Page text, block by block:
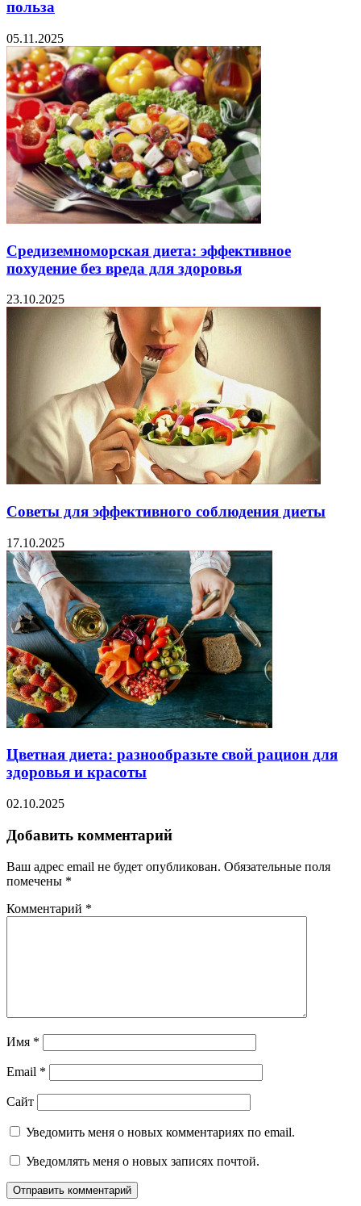
польза
05.11.2025
Средиземноморская диета: эффективное
похудение без вреда для здоровья
23.10.2025
Советы для эффективного соблюдения диеты
17.10.2025
Цветная диета: разнообразьте свой рацион для
здоровья и красоты
02.10.2025
Добавить комментарий
Ваш адрес email не будет опубликован. Обязательные поля
помечены *
Комментарий *
Имя *
Email *
Сайт
Уведомить меня о новых комментариях по email.
Уведомлять меня о новых записях почтой.